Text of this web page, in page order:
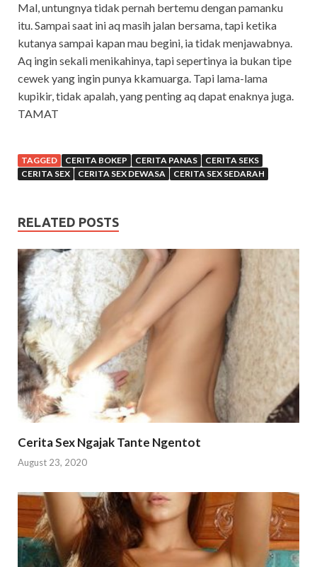
Mal, untungnya tidak pernah bertemu dengan pamanku
itu. Sampai saat ini aq masih jalan bersama, tapi ketika
kutanya sampai kapan mau begini, ia tidak menjawabnya.
Aq ingin sekali menikahinya, tapi sepertinya ia bukan tipe
cewek yang ingin punya kkamuarga. Tapi lama-lama
kupikir, tidak apalah, yang penting aq dapat enaknya juga.
TAMAT
TAGGED CERITA BOKEP CERITA PANAS
CERITA SEKS
CERITA SEX
CERITA SEX DEWASA CERITA SEX SEDARAH
RELATED POSTS
Cerita Sex Ngajak Tante Ngentot
August 23, 2020